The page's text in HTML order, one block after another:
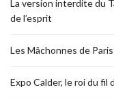
La version interdite du
de l’esprit
Les Mâchonnes de
Expo Calder, le roi du fil